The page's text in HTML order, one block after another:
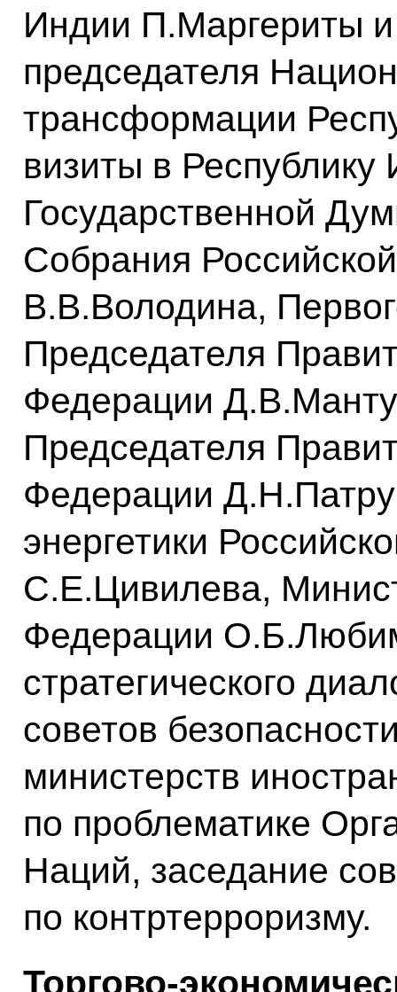
Индии П.Маргериты и
председателя
трансформации
визиты в
Государственной
Собрания
В.В.Володина,
Председателя
Федерации
Председателя
Федерации
энергетики
С.Е.Цивилева,
Федерации
стратегического
советов
министерств
по проблематике
Наций, заседание
по контртерроризму.
Торгово-